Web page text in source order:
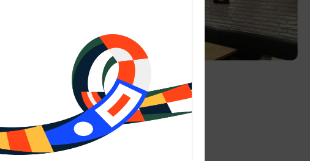
Кафе «Кирин»/KIRIN
Ежедневно 11:00-22:00
Калининград